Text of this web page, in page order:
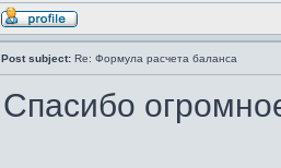
Post subject: Re: Формула расчета баланса
Спасибо